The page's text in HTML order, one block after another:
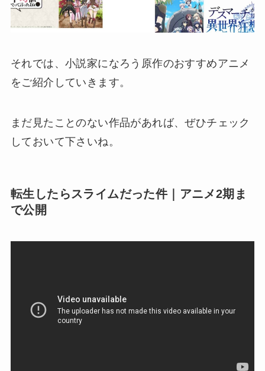
それでは、小説家になろう原作のおすすめアニメ
をご紹介していきます。
まだ見たことのない作品があれば、ぜひチェック
しておいて下さいね。
転生したらスライムだった件｜アニメ2期ま
で公開